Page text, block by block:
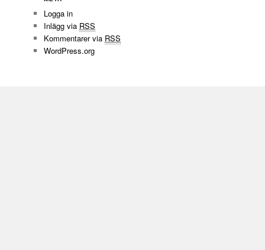
Logga in
Inlägg via RSS
Kommentarer via RSS
WordPress.org